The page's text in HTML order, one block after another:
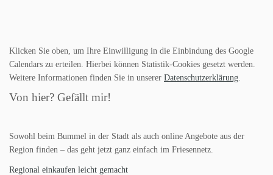
Klicken Sie oben, um Ihre Einwilligung in die Einbindung des Google
Calendars zu erteilen. Hierbei können Statistik-Cookies gesetzt werden.
Weitere Informationen finden Sie in unserer Datenschutzerklärung.
Von hier? Gefällt mir!
Sowohl beim Bummel in der Stadt als auch online Angebote aus der
Region finden – das geht jetzt ganz einfach im Friesennetz.
Regional einkaufen leicht gemacht